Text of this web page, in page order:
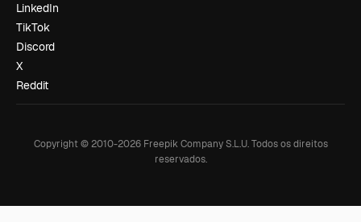
LinkedIn
TikTok
Discord
X
Reddit
Copyright © 2010-2026Freepik Company S.L.U. Todos os direitos
reservados.